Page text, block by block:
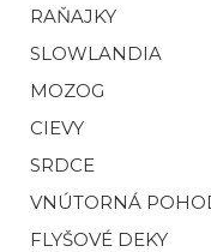
RAŇAJKY
SLOWLANDIA
MOZOG
CIEVY
SRDCE
VNÚTORNÁ
FLYŠOVÉ DEKY